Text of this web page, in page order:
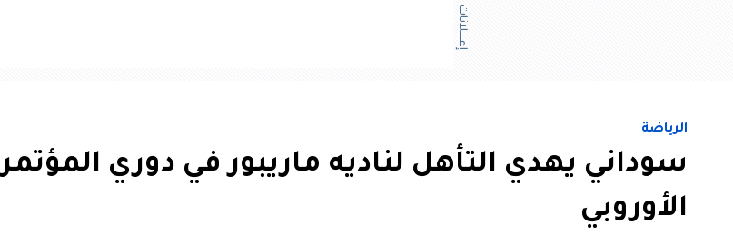
إعــــلانات
الرياضة
سوداني يهدي التأهل لناديه ماريبور في دوري المؤتمر
الأوروبي